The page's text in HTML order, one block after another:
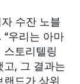
수잔 노블
우리는 아마
스토리텔링
, 그 결과는
랜드가 상위